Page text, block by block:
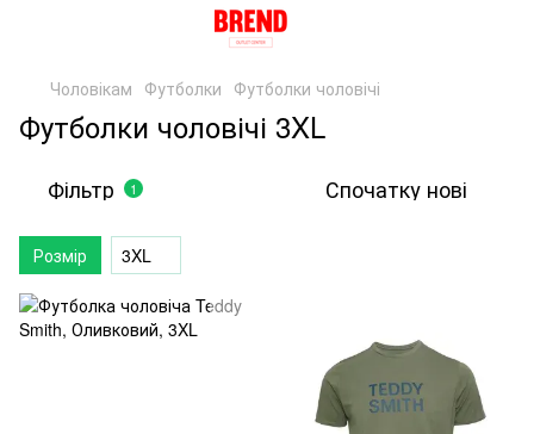
Чоловікам Футболки Футболки чоловічі
Футболки чоловічі 3XL
Фільтр 1 Спочатку нові
Розмір 3XL